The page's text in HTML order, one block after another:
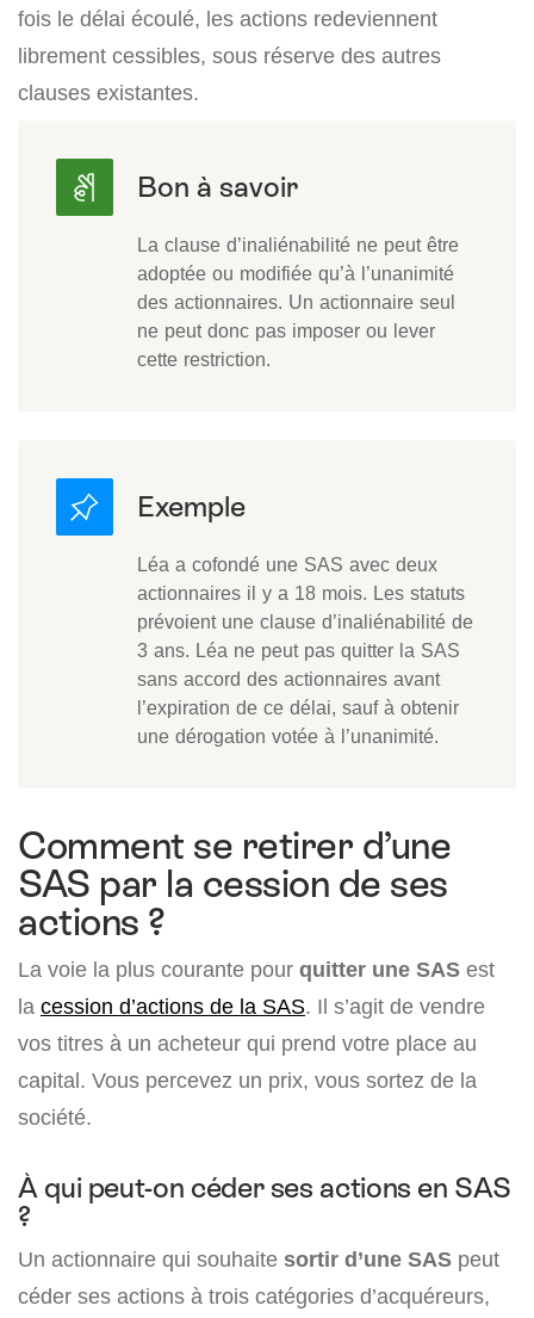
fois le délai écoulé, les actions redeviennent
librement cessibles, sous réserve des autres
clauses existantes.
La clause d’inaliénabilité ne peut être
adoptée ou modifiée qu’à l’unanimité
des actionnaires. Un actionnaire seul
ne peut donc pas imposer ou lever
cette restriction.
Léa a cofondé une SAS avec deux
actionnaires il y a 18 mois. Les statuts
prévoient une clause d’inaliénabilité de
3 ans. Léa ne peut pas quitter la SAS
sans accord des actionnaires avant
l’expiration de ce délai, sauf à obtenir
une dérogation votée à l’unanimité.
Comment se retirer d’une
SAS par la cession de ses
actions ?
La voie la plus courante pour quitter une SAS est
la cession d’actions de la SAS. Il s’agit de vendre
vos titres à un acheteur qui prend votre place au
capital. Vous percevez un prix, vous sortez de la
société.
À qui peut-on céder ses actions en SAS
?
Un actionnaire qui souhaite sortir d’une SAS peut
céder ses actions à trois catégories d’acquéreurs,